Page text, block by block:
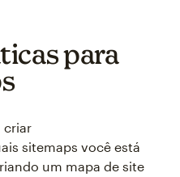
para
criar
sitemaps você está
um mapa de site